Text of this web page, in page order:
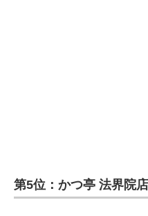
第5位：かつ亭 法界院